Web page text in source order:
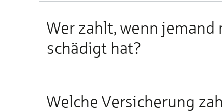
Wer zahlt, wenn
schä­digt hat?
Wel­che Ver­si­che­rung